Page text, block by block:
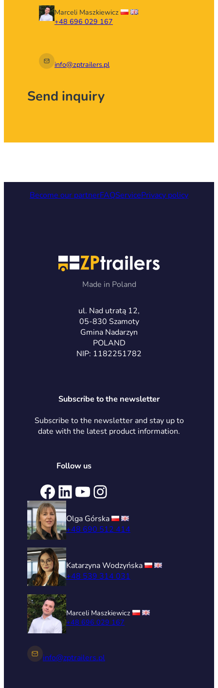
Marceli Maszkiewicz
+48 696 029 167
info@zptrailers.pl
Send inquiry
Become our partnerFAQServicePrivacy policy
Made in Poland
ul. Nad utratą 12,
05-830 Szamoty
Gmina Nadarzyn
POLAND
NIP: 1182251782
Subscribe to the newsletter
Subscribe to the newsletter and stay up to
date with the latest product information.
Follow us
Facebook LinkedIn YouTube Instagram
Olga Górska
+48 690 512 414
Katarzyna Wodzyńska
+48 539 314 031
Marceli Maszkiewicz
+48 696 029 167
info@zptrailers.pl